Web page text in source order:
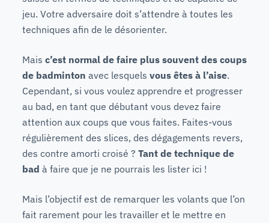
jeu. Votre adversaire doit s’attendre à toutes les
techniques afin de le désorienter.
Mais c’est normal de faire plus souvent des coups
de badminton avec lesquels vous êtes à l’aise.
Cependant, si vous voulez apprendre et progresser
au bad, en tant que débutant vous devez faire
attention aux coups que vous faites. Faites-vous
régulièrement des slices, des dégagements revers,
des contre amorti croisé ? Tant de technique de
bad à faire que je ne pourrais les lister ici !
Mais l’objectif est de remarquer les volants que l’on
fait rarement pour les travailler et le mettre en